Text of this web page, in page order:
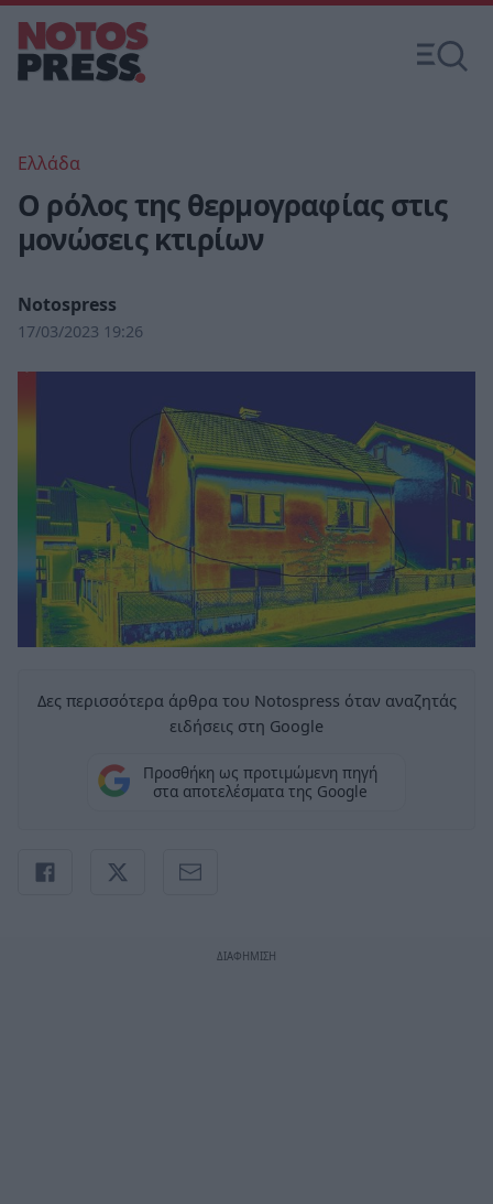
Ελλάδα
Ο ρόλος της θερμογραφίας στις
μονώσεις κτιρίων
Notospress
17/03/2023 19:26
Δες περισσότερα άρθρα του Notospress όταν αναζητάς
ειδήσεις στη Google
Προσθήκη ως προτιμώμενη πηγή
στα αποτελέσματα της Google